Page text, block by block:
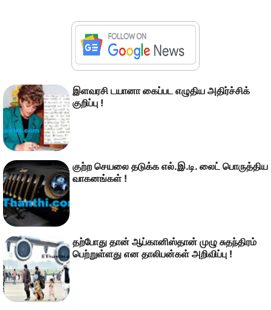
இளவரசி டயானா கைப்பட எழுதிய அதிர்ச்சிக்
குறிப்பு !
குற்ற செயலை தடுக்க எல்.இ.டி. லைட் பொருத்திய
வாகனங்கள் !
தற்போது தான் ஆப்கானிஸ்தான் முழு சுதந்திரம்
பெற்றுள்ளது என தாலிபன்கள் அறிவிப்பு !